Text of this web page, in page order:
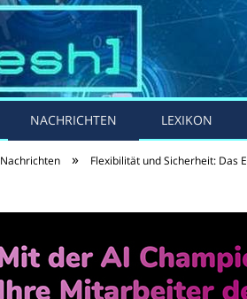
NACHRICHTEN LEXIKON
Nachrichten » Flexibilität und Sicherheit: Das